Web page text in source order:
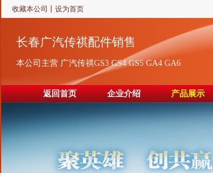
收藏本公司 设为首页
长春广汽传祺配件销售
本公司主营 广汽传祺GS3 GS4 GS5 GA4 GA6
返回首页 企业介绍 产品展示